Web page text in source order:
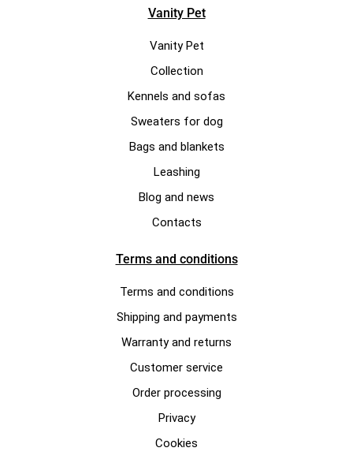
Vanity Pet
Vanity Pet
Collection
Kennels and sofas
Sweaters for dog
Bags and blankets
Leashing
Blog and news
Contacts
Terms and conditions
Terms and conditions
Shipping and payments
Warranty and returns
Customer service
Order processing
Privacy
Cookies